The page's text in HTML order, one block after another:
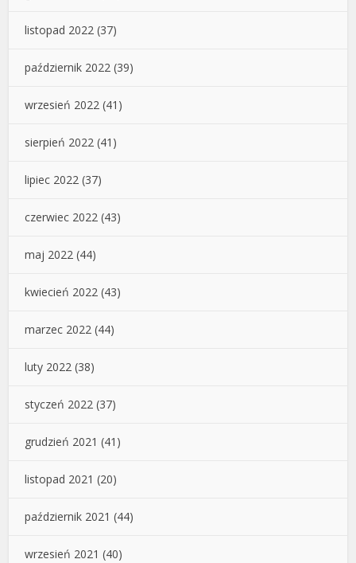
listopad 2022 (37)
październik 2022 (39)
wrzesień 2022 (41)
sierpień 2022 (41)
lipiec 2022 (37)
czerwiec 2022 (43)
maj 2022 (44)
kwiecień 2022 (43)
marzec 2022 (44)
luty 2022 (38)
styczeń 2022 (37)
grudzień 2021 (41)
listopad 2021 (20)
październik 2021 (44)
wrzesień 2021 (40)